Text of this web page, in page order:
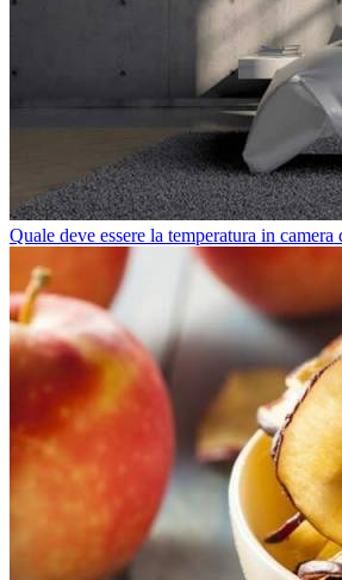
Quale deve essere la temperatura in camera